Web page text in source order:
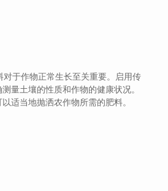
对于作物正常生长至关重要。启用传
量土壤的性质和作物的健康状况。
适当地抛洒农作物所需的肥料。